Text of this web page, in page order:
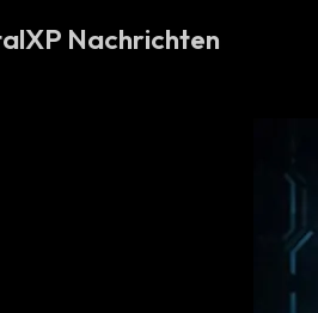
Nachrichten